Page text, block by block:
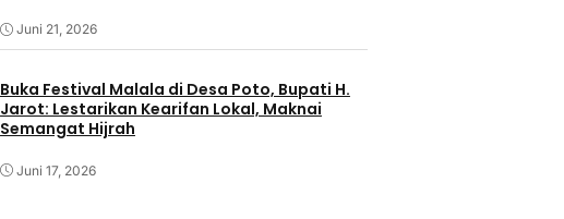
Juni 21, 2026
Buka Festival Malala di Desa Poto, Bupati H.
Jarot: Lestarikan Kearifan Lokal, Maknai
Semangat Hijrah
Juni 17, 2026